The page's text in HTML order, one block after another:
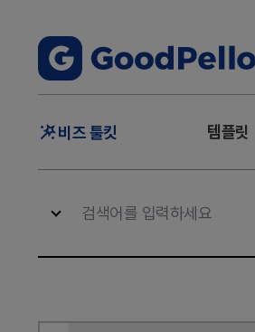
주
뉴
비즈 툴킷 템플릿